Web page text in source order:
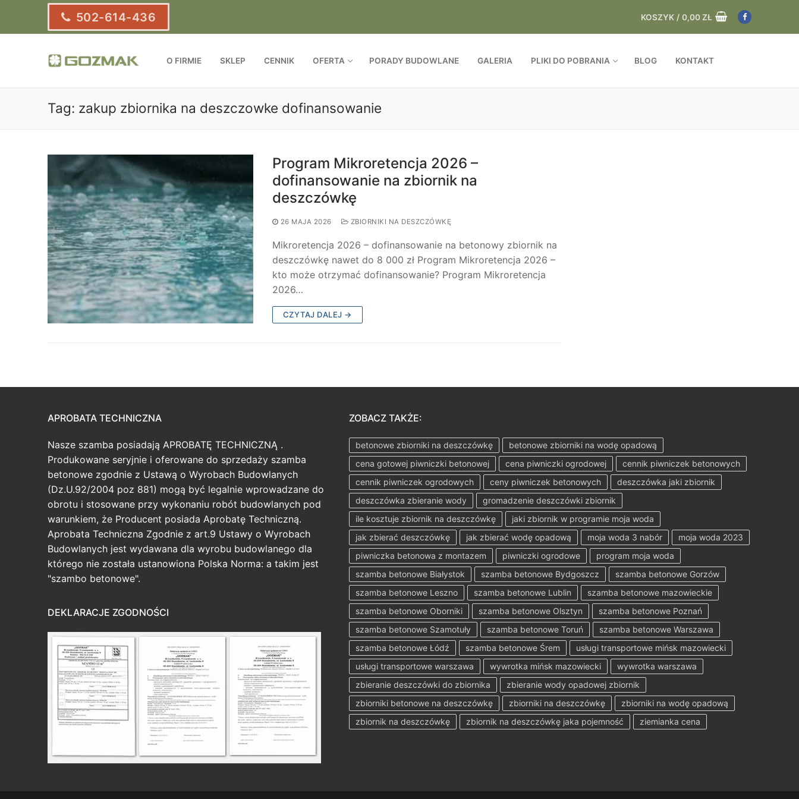
treści
502-614-436 KOSZYK / 0,00ZŁ
O FIRMIE SKLEP CENNIK OFERTA PORADY BUDOWLANE GALERIA PLIKI DO POBRANIA BLOG KONTAKT
Tag: zakup zbiornika na deszczowke dofinansowanie
Program Mikroretencja 2026 –
dofinansowanie na zbiornik na
deszczówkę
26 MAJA 2026 ZBIORNIKI NA DESZCZÓWKĘ
Mikroretencja 2026 – dofinansowanie na betonowy zbiornik na
deszczówkę nawet do 8 000 zł Program Mikroretencja 2026 –
kto może otrzymać dofinansowanie? Program Mikroretencja
2026…
CZYTAJ DALEJ →
APROBATA TECHNICZNA
Nasze szamba posiadają APROBATĘ TECHNICZNĄ .
Produkowane seryjnie i oferowane do sprzedaży szamba
betonowe zgodnie z Ustawą o Wyrobach Budowlanych
(Dz.U.92/2004 poz 881) mogą być legalnie wprowadzane do
obrotu i stosowane przy wykonaniu robót budowlanych pod
warunkiem, że Producent posiada Aprobatę Techniczną.
Aprobata Techniczna Zgodnie z art.9 Ustawy o Wyrobach
Budowlanych jest wydawana dla wyrobu budowlanego dla
którego nie została ustanowiona Polska Norma: a takim jest
"szambo betonowe".
DEKLARACJE ZGODNOŚCI
ZOBACZ TAKŻE:
betonowe zbiorniki na deszczówkę
betonowe zbiorniki na wodę opadową
cena gotowej piwniczki betonowej
cena piwniczki ogrodowej
cennik piwniczek betonowych
cennik piwniczek ogrodowych
ceny piwniczek betonowych
deszczówka jaki zbiornik
deszczówka zbieranie wody
gromadzenie deszczówki zbiornik
ile kosztuje zbiornik na deszczówkę
jaki zbiornik w programie moja woda
jak zbierać deszczówkę
jak zbierać wodę opadową moja woda 3 nabór
moja woda 2023
piwniczka betonowa z montazem
piwniczki ogrodowe
program moja woda
szamba betonowe Białystok
szamba betonowe Bydgoszcz
szamba betonowe Gorzów
szamba betonowe Leszno
szamba betonowe Lublin
szamba betonowe mazowieckie
szamba betonowe Oborniki
szamba betonowe Olsztyn
szamba betonowe Poznań
szamba betonowe Szamotuły
szamba betonowe Toruń
szamba betonowe Warszawa
szamba betonowe Łódź
szamba betonowe Śrem
usługi transportowe mińsk mazowiecki
usługi transportowe warszawa
wywrotka mińsk mazowiecki
wywrotka warszawa
zbieranie deszczówki do zbiornika
zbieranie wody opadowej zbiornik
zbiorniki betonowe na deszczówkę
zbiorniki na deszczówkę
zbiorniki na wodę opadową
zbiornik na deszczówkę
zbiornik na deszczówkę jaka pojemność ziemianka cena